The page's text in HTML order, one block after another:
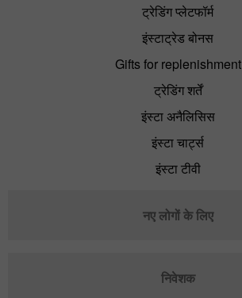
ट्रेडिंग प्लेटफॉर्म
इंस्टाट्रेड बोनस
Gifts for replenishment
ट्रेडिंग शर्तें
इंस्टा अनैलिसिस
इंस्टा चार्ट्स
इंस्टा टीवी
नए लोगों के लिए
निवेशक